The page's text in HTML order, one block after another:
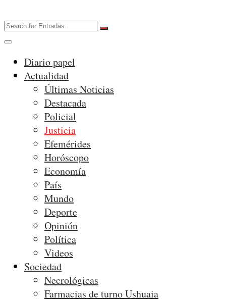
Diario papel
Actualidad
Últimas Noticias
Destacada
Policial
Justicia
Efemérides
Horóscopo
Economía
País
Mundo
Deporte
Opinión
Política
Videos
Sociedad
Necrológicas
Farmacias de turno Ushuaia